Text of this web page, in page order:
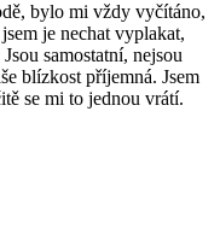
bylo mi vždy vyčítáno,
je nechat vyplakat,
samostatní, nejsou
blízkost příjemná. Jsem
se mi to jednou vrátí.